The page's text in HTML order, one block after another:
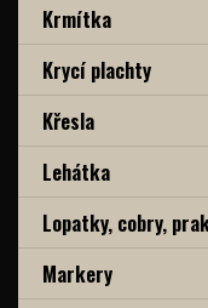
Krmítka
Krycí plachty
Křesla
Lehátka
Lopatky, cobry,
Markery